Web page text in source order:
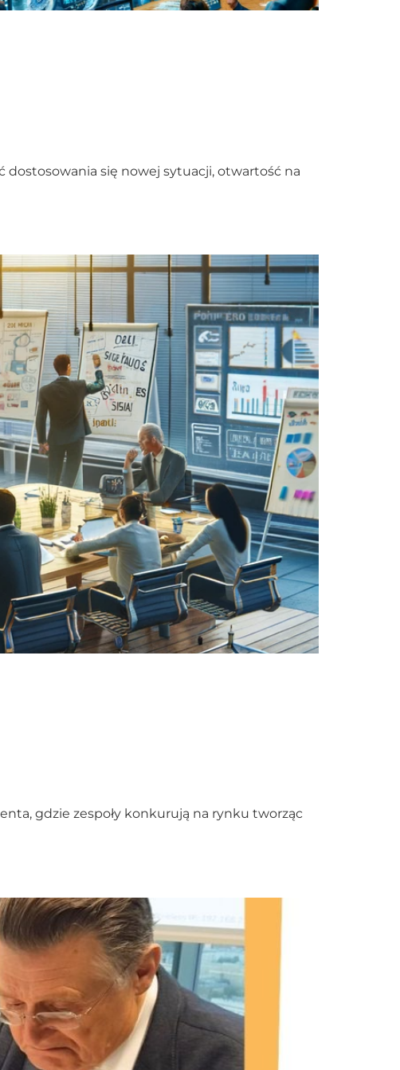
dostosowania się nowej sytuacji, otwartość na
gdzie zespoły konkurują na rynku tworząc